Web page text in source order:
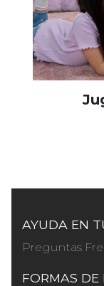
AYUDA EN
Preguntas
FORMAS DE